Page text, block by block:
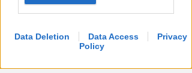
Data Deletion Data Access
Privacy
Policy